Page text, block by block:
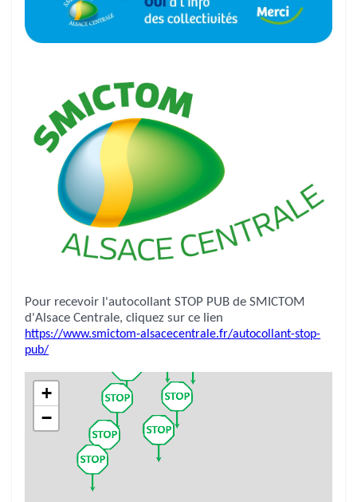
Pour recevoir l'autocollant STOP PUB de SMICTOM
d'Alsace Centrale, cliquez sur ce lien
https://www.smictom-alsacecentrale.fr/autocollant-stop-
pub/
+
−